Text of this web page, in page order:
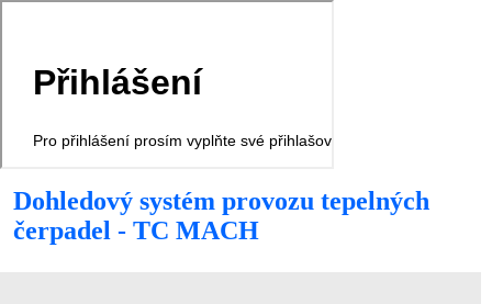
Dohledový systém provozu tepelných
čerpadel - TC MACH